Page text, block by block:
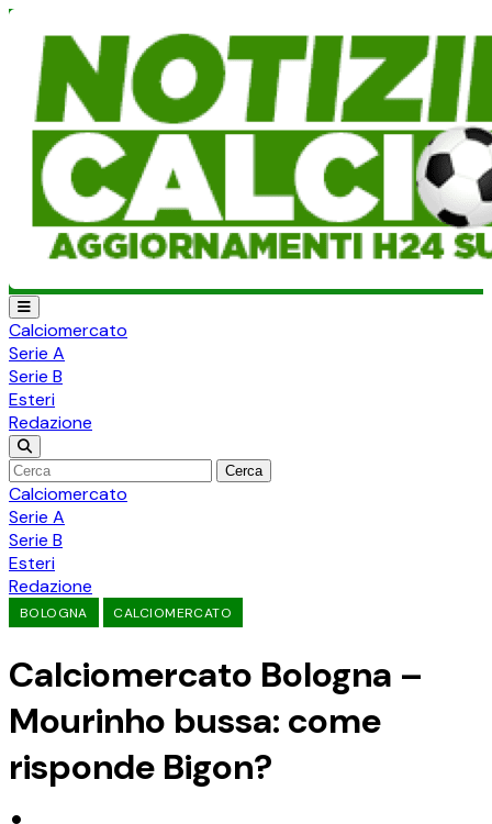
Calciomercato
Serie A
Serie B
Esteri
Redazione
Cerca
Calciomercato
Serie A
Serie B
Esteri
Redazione
BOLOGNA CALCIOMERCATO
Calciomercato Bologna –
Mourinho bussa: come
risponde Bigon?